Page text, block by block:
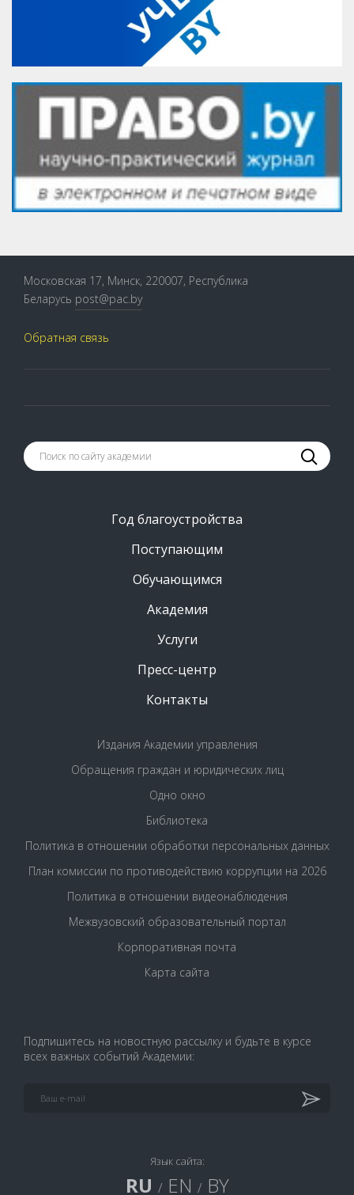
Московская 17, Минск, 220007, Республика
Беларусь post@pac.by
Обратная связь
Год благоустройства
Поступающим
Обучающимся
Академия
Услуги
Пресс-центр
Контакты
Издания Академии управления
Обращения граждан и юридических лиц
Одно окно
Библиотека
Политика в отношении обработки персональных данных
План комиссии по противодействию коррупции на 2026
Политика в отношении видеонаблюдения
Межвузовский образовательный портал
Корпоративная почта
Карта сайта
Подпишитесь на новостную рассылку и будьте в курсе
всех важных событий Академии:
Язык сайта:
RU / EN / BY